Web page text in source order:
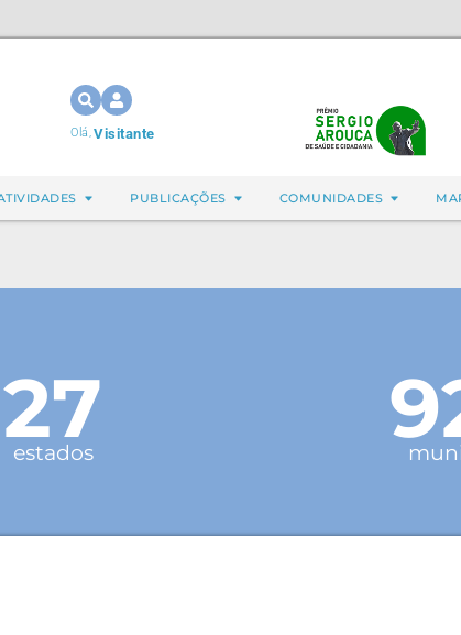
Olá,Visitante
PUBLICAÇÕES COMUNIDADES
27
estados